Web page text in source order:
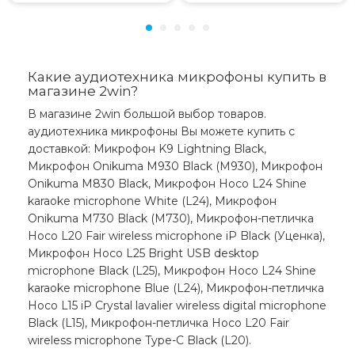
Какие аудиотехника микрофоны купить в
магазине 2win?
В магазине 2win большой выбор товаров.
аудиотехника микрофоны Вы можете купить с
доставкой: Микрофон K9 Lightning Black,
Микрофон Onikuma M930 Black (M930), Микрофон
Onikuma M830 Black, Микрофон Hoco L24 Shine
karaoke microphone White (L24), Микрофон
Onikuma M730 Black (M730), Микрофон-петличка
Hoco L20 Fair wireless microphone iP Black (Уценка),
Микрофон Hoco L25 Bright USB desktop
microphone Black (L25), Микрофон Hoco L24 Shine
karaoke microphone Blue (L24), Микрофон-петличка
Hoco L15 iP Crystal lavalier wireless digital microphone
Black (L15), Микрофон-петличка Hoco L20 Fair
wireless microphone Type-C Black (L20).